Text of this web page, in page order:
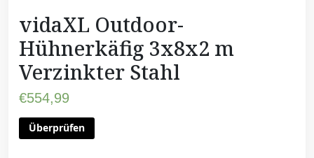
vidaXL Outdoor-
Hühnerkäfig 3x8x2 m
Verzinkter Stahl
€554,99
Überprüfen